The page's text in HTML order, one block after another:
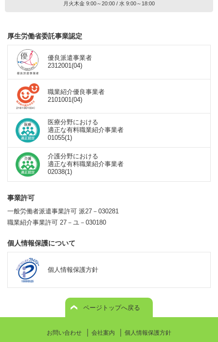
月火木金 9:00～20:00 / 水 9:00～18:00
厚生労働省委託事業認定
優良派遣事業者
2312001(04)
職業紹介優良事業者
2101001(04)
医療分野における
適正な有料職業紹介事業者
01055(1)
介護分野における
適正な有料職業紹介事業者
02038(1)
事業許可
一般労働者派遣事業許可 派27－030281
職業紹介事業許可 27－ユ－030180
個人情報保護について
個人情報保護方針
ページトップへ戻る
お問い合わせ 会社案内 個人情報保護方針